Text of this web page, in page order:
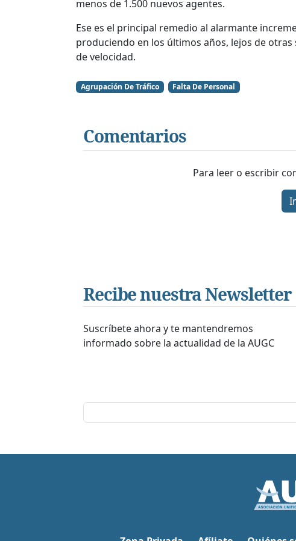
menos de 1.500 nuevos agentes.
Ese es el principal remedio al alarmante
produciendo en los últimos años, lejos de
de velocidad.
Agrupación De Tráfico Falta De Personal
Comentarios
Para leer o escribir
Recibe nuestra Newsletter
Suscríbete ahora y te mantendremos
informado sobre la actualidad de la AUGC